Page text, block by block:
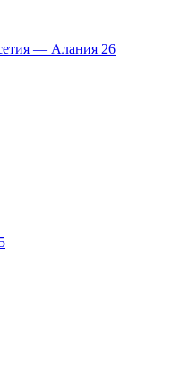
— Алания 26